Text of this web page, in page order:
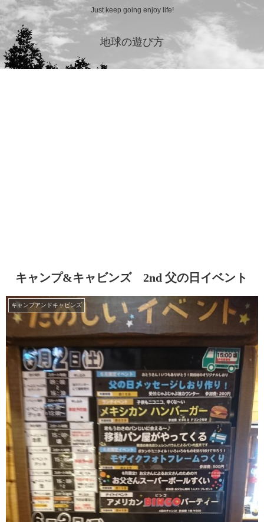
Just keep going enjoy life!
地球の遊び方
キャンプ&キャビンズ 2nd 父の日イベント
キャンプアンドキャビンズ